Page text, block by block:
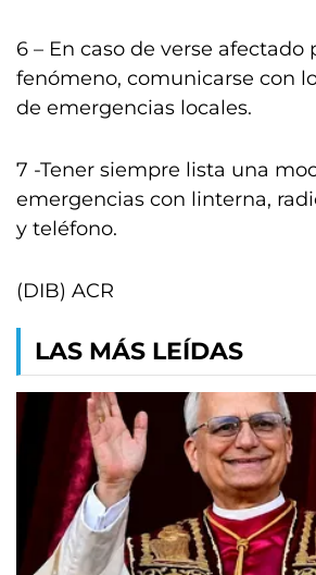
6 – En caso de verse afectado
fenómeno, comunicarse con
de emergencias locales.
7 -Tener siempre lista una
emergencias con linterna,
y teléfono.
(DIB) ACR
LAS MÁS LEÍDAS